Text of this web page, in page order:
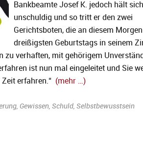
Bankbeamte Josef K. jedoch hält
unschuldig und so tritt er den zwei
Gerichtsboten, die an diesem
dreißigsten Geburtstags in seinem
zu verhaften, mit gehörigem
ist nun mal eingeleitet und Sie
erfahren.“ (mehr …)
, Gewissen, Schuld, Selbstbewusstsein